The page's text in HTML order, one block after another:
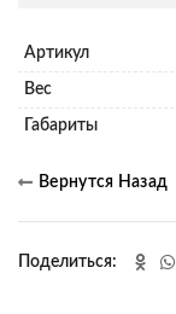
Артикул
Вес
Габариты
Поделиться